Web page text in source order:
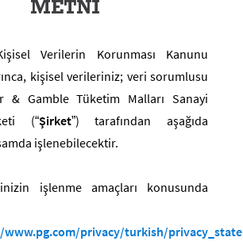
METNİ
Verilerin Korunması Kanunu
kişisel verileriniz; veri sorumlusu
& Gamble Tüketim Malları Sanayi
(“Şirket”) tarafından aşağıda
işlenebilecektir.
işlenme amaçları konusunda
privacy/turkish/